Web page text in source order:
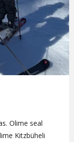
Olime seal
Kitzbüheli